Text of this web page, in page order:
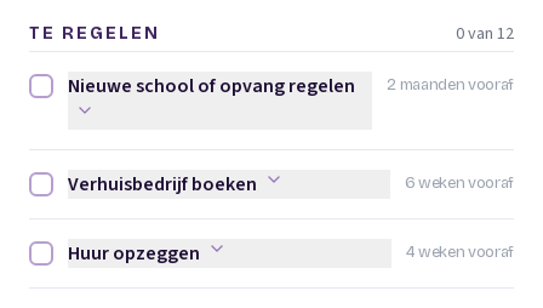
TE REGELEN 0 van 12
2 maanden vooraf
Nieuwe school of opvang regelen afvinken
Nieuwe school of opvang regelen
6 weken vooraf
Verhuisbedrijf boeken afvinken
Verhuisbedrijf boeken
4 weken vooraf
Huur opzeggen afvinken
Huur opzeggen